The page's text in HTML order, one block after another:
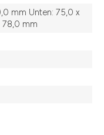
mm Unten: 75,0 x
mm